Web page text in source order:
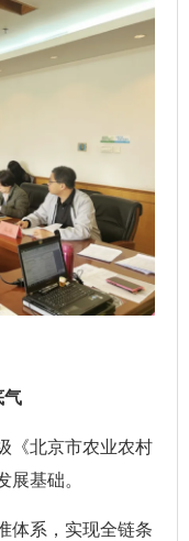
气
北京市农业农村
展基础。
系，实现全链条